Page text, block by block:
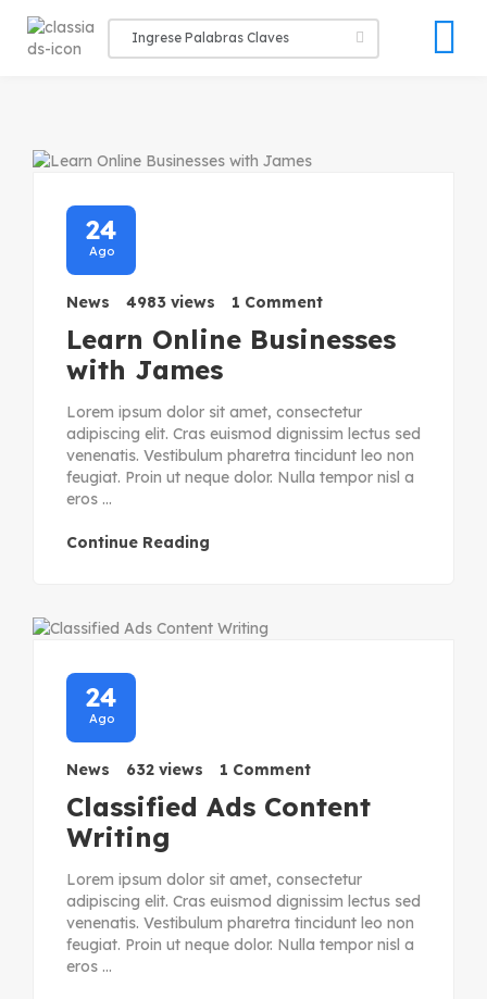
24
Ago
News 4983 views 1 Comment
Learn Online Businesses
with James
Lorem ipsum dolor sit amet, consectetur
adipiscing elit. Cras euismod dignissim lectus sed
venenatis. Vestibulum pharetra tincidunt leo non
feugiat. Proin ut neque dolor. Nulla tempor nisl a
eros ...
Continue Reading
24
Ago
News 632 views 1 Comment
Classified Ads Content
Writing
Lorem ipsum dolor sit amet, consectetur
adipiscing elit. Cras euismod dignissim lectus sed
venenatis. Vestibulum pharetra tincidunt leo non
feugiat. Proin ut neque dolor. Nulla tempor nisl a
eros ...